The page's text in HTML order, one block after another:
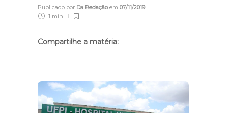
Publicado por Da Redaçãoem 07/11/2019
1 min
Compartilhe a matéria: